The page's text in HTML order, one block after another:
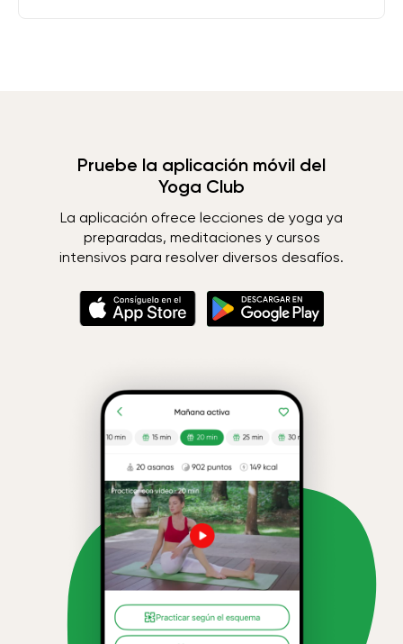
Pruebe la aplicación móvil del
Yoga Club
La aplicación ofrece lecciones de yoga ya
preparadas, meditaciones y cursos
intensivos para resolver diversos desafíos.